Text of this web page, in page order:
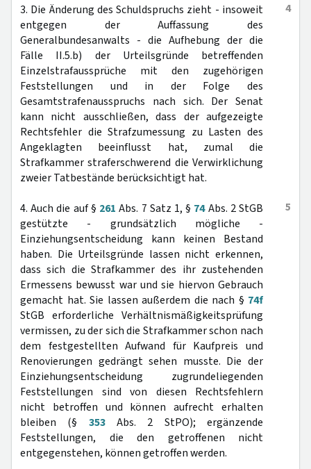
4
3. Die Änderung des Schuldspruchs zieht - insoweit
entgegen der Auffassung des
Generalbundesanwalts - die Aufhebung der die
Fälle II.5.b) der Urteilsgründe betreffenden
Einzelstrafaussprüche mit den zugehörigen
Feststellungen und in der Folge des
Gesamtstrafenausspruchs nach sich. Der Senat
kann nicht ausschließen, dass der aufgezeigte
Rechtsfehler die Strafzumessung zu Lasten des
Angeklagten beeinflusst hat, zumal die
Strafkammer straferschwerend die Verwirklichung
zweier Tatbestände berücksichtigt hat.
5
4. Auch die auf § 261 Abs. 7 Satz 1, § 74Abs. 2 StGB
gestützte - grundsätzlich mögliche -
Einziehungsentscheidung kann keinen Bestand
haben. Die Urteilsgründe lassen nicht erkennen,
dass sich die Strafkammer des ihr zustehenden
Ermessens bewusst war und sie hiervon Gebrauch
gemacht hat. Sie lassen außerdem die nach § 74f
StGB erforderliche Verhältnismäßigkeitsprüfung
vermissen, zu der sich die Strafkammer schon nach
dem festgestellten Aufwand für Kaufpreis und
Renovierungen gedrängt sehen musste. Die der
Einziehungsentscheidung zugrundeliegenden
Feststellungen sind von diesen Rechtsfehlern
nicht betroffen und können aufrecht erhalten
bleiben (§ 353Abs. 2 StPO); ergänzende
Feststellungen, die den getroffenen nicht
entgegenstehen, können getroffen werden.